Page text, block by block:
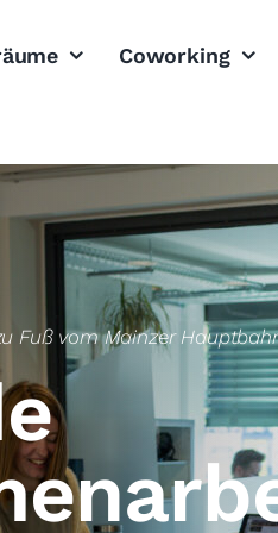
Coworking
Fuß vom Mainzer